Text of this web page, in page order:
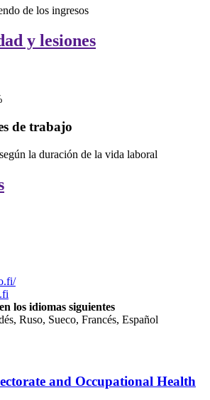
de los ingresos
y lesiones
de trabajo
según la duración de la vida laboral
los idiomas siguientes
Ruso, Sueco, Francés, Español
and Occupational Health